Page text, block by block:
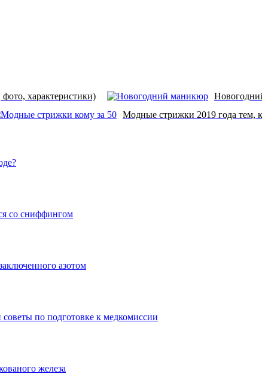
характеристики)
Модные стрижки 2019 года тем,
со сниффингом
азотом
по подготовке к медкомиссии
железа